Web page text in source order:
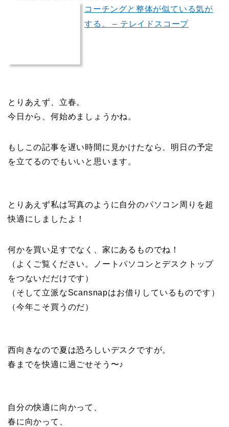
コーチングと整体が似ている気が
する。 – テレイドスコープ
とりあえず、立春。
今日から、何始めましょうかね。
もしこの記事を遅い時間に見かけたなら、明日の予定
を立てるのでもいいと思います。
とりあえず私は写真のように自分のパソコン周りを超
快適にしましたよ！
何かを買い足すでなく、家にあるものでね！
（よくご覧ください。ノートパソコンとデスクトップ
をつないだだけです）
（そして立派なScansnapはお借りしているものです）
（今年こそ買うのだ）
西向きなので夏は恐ろしいデスクですが。
春までを快適に過ごせそう〜♪
自分の快適に向かって、
春に向かって、